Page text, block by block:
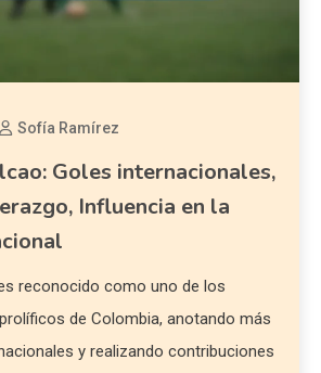
Sofía Ramírez
Goles internacionales,
Influencia en la
reconocido como uno de los
de Colombia, anotando más
y realizando contribuciones